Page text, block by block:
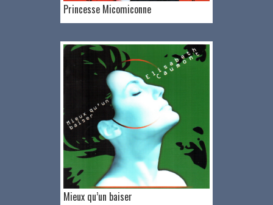
Princesse Micomiconne
Mieux qu’un baiser